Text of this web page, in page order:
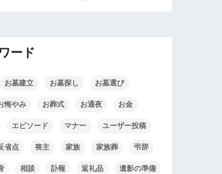
ード
お墓建立 お墓探し お墓選び
悔やみ お葬式 お通夜 お金
エピソード マナー ユーザー投稿
省点 喪主 家族 家族葬 弔辞
相談 訃報 返礼品 遺影の準備